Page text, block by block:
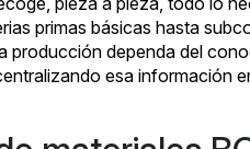
primas básicas hasta
producción dependa del
esa información